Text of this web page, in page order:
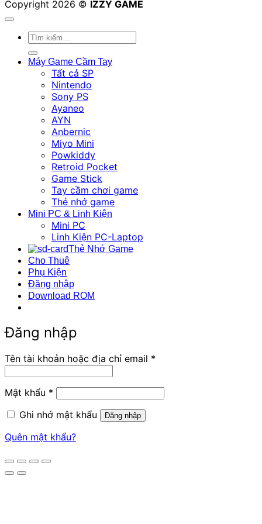
Copyright 2026 © IZZY GAME
Tìm
kiếm:
Máy Game Cầm Tay
Tất cả SP
Nintendo
Sony PS
Ayaneo
AYN
Anbernic
Miyo Mini
Powkiddy
Retroid Pocket
Game Stick
Tay cầm chơi game
Thẻ nhớ game
Mini PC & Linh Kiện
Mini PC
Linh Kiện PC-Laptop
Thẻ Nhớ Game
Cho Thuê
Phụ Kiện
Đăng nhập
Download ROM
Đăng nhập
Tên tài khoản hoặc địa chỉ email *
Mật khẩu *
Ghi nhớ mật khẩu
Đăng nhập
Quên mật khẩu?